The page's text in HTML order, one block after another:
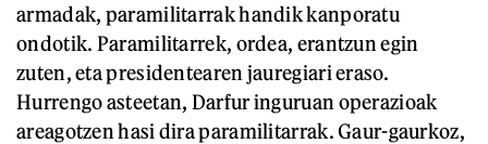
armadak, paramilitarrak handik kanporatu
ondotik. Paramilitarrek, ordea, erantzun egin
zuten, eta presidentearen jauregiari eraso.
Hurrengo asteetan, Darfur inguruan operazioak
areagotzen hasi dira paramilitarrak. Gaur-gaurkoz,